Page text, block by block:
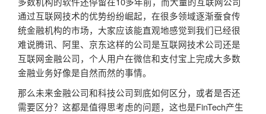
通过互联网技术的优势纷纷崛起，在很多领域逐渐蚕食传
统金融机构的市场，大家应该能直观地感觉到我们已经很
难说腾讯、阿里、京东这样的公司是互联网技术公司还是
互联网金融公司，个人用户在微信和支付宝上完成大多数
金融业务好像是自然而然的事情。
那么未来金融公司和科技公司到底如何区分，或者是否还
需要区分？这都是值得思考虑的问题，这也是FinTech产生